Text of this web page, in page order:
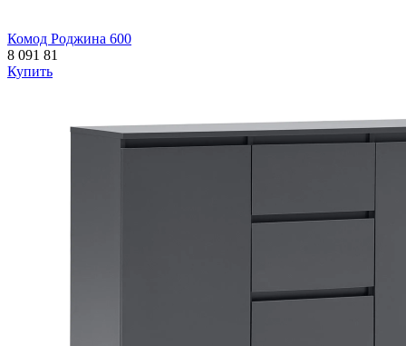
Комод Роджина 600
8 091 81
Купить